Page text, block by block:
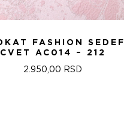
FASHION SEDEF
CVET AC014 – 212
2.950,00 RSD